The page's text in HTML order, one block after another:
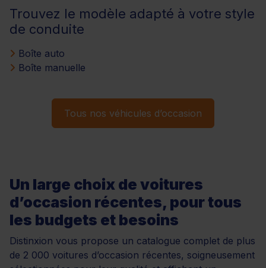
Trouvez le modèle adapté à votre style
de conduite
Boîte auto
Boîte manuelle
Tous nos véhicules d’occasion
Un large choix de voitures
d’occasion récentes, pour tous
les budgets et besoins
Distinxion vous propose un catalogue complet de plus
de 2 000 voitures d’occasion récentes, soigneusement